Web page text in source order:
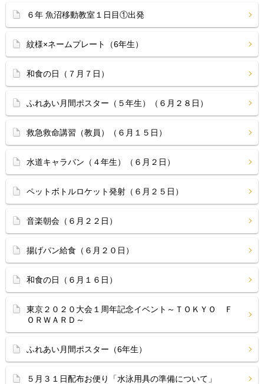
６年 魚沼移動教室１日目①出発
紋様×ネームプレート（6年生）
和食の日（７月７日）
ふれあい月間ポスター（５年生）（６月２８日）
救急救命講習（教員）（６月１５日）
水道キャラバン（４年生）（６月２日）
ペットボトルロケット発射（６月２５日）
音楽朝会（６月２２日）
揚げパン給食（６月２０日）
和食の日（６月１６日）
東京２０２０大会１周年記念イベント～ＴＯＫＹＯ Ｆ
ＯＲＷＡＲＤ～
ふれあい月間ポスター（6年生）
５月３１日配布お便り「水泳用具の準備について」